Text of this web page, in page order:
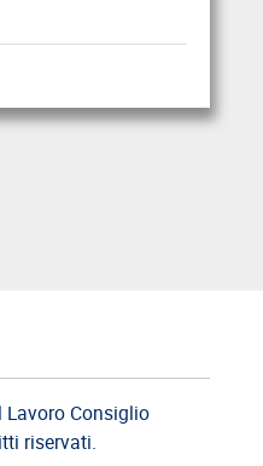
feriale
Consiglio
riservati.